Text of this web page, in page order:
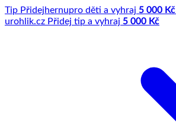
Tip Přidejhernupro děti a vyhraj 5 000 Kč
urohlik.cz Přidej tip a vyhraj 5 000 Kč